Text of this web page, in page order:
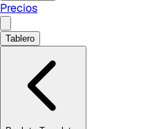
Precios
Tablero